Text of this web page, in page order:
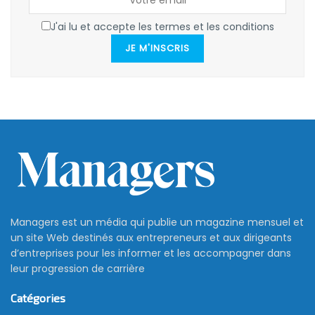
J'ai lu et accepte les termes et les conditions
JE M'INSCRIS
Managers est un média qui publie un magazine mensuel et
un site Web destinés aux entrepreneurs et aux dirigeants
d’entreprises pour les informer et les accompagner dans
leur progression de carrière
Catégories